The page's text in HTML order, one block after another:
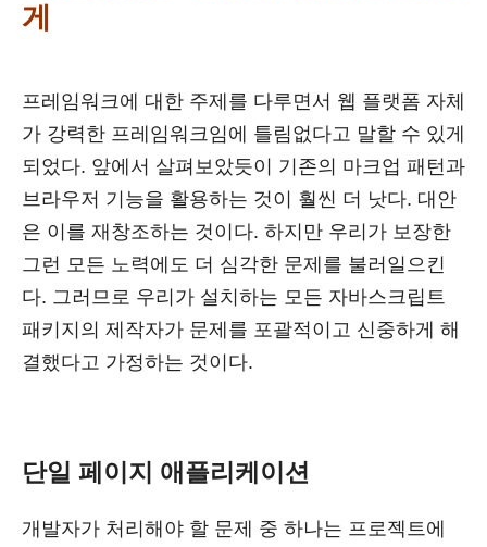
게
프레임워크에 대한 주제를 다루면서 웹 플랫폼 자체
가 강력한 프레임워크임에 틀림없다고 말할 수 있게
되었다. 앞에서 살펴보았듯이 기존의 마크업 패턴과
브라우저 기능을 활용하는 것이 훨씬 더 낫다. 대안
은 이를 재창조하는 것이다. 하지만 우리가 보장한
그런 모든 노력에도 더 심각한 문제를 불러일으킨
다. 그러므로 우리가 설치하는 모든 자바스크립트
패키지의 제작자가 문제를 포괄적이고 신중하게 해
결했다고 가정하는 것이다.
단일 페이지 애플리케이션
개발자가 처리해야 할 문제 중 하나는 프로젝트에